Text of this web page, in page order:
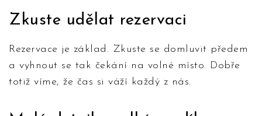
Zkuste udělat rezervaci
Rezervace je základ. Zkuste se domluvit předem
a vyhnout se tak čekání na volné místo. Dobře
totiž víme, že čas si váží každý z nás.